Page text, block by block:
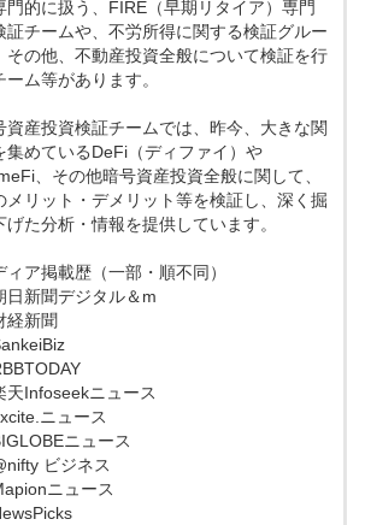
門的に扱う、FIRE（早期リタイア）専門
証チームや、不労所得に関する検証グルー
その他、不動産投資全般について検証を行
ーム等があります。
資産投資検証チームでは、昨今、大きな関
集めているDeFi（ディファイ）や
、その他暗号資産投資全般に関して、
メリット・デメリット等を検証し、深く掘
げた分析・情報を提供しています。
ィア掲載歴（一部・順不同）
日新聞デジタル＆m
経新聞
天Infoseekニュース
ニュース
ニュース
ビジネス
ニュース